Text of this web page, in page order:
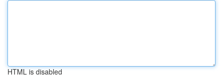
HTML is disabled